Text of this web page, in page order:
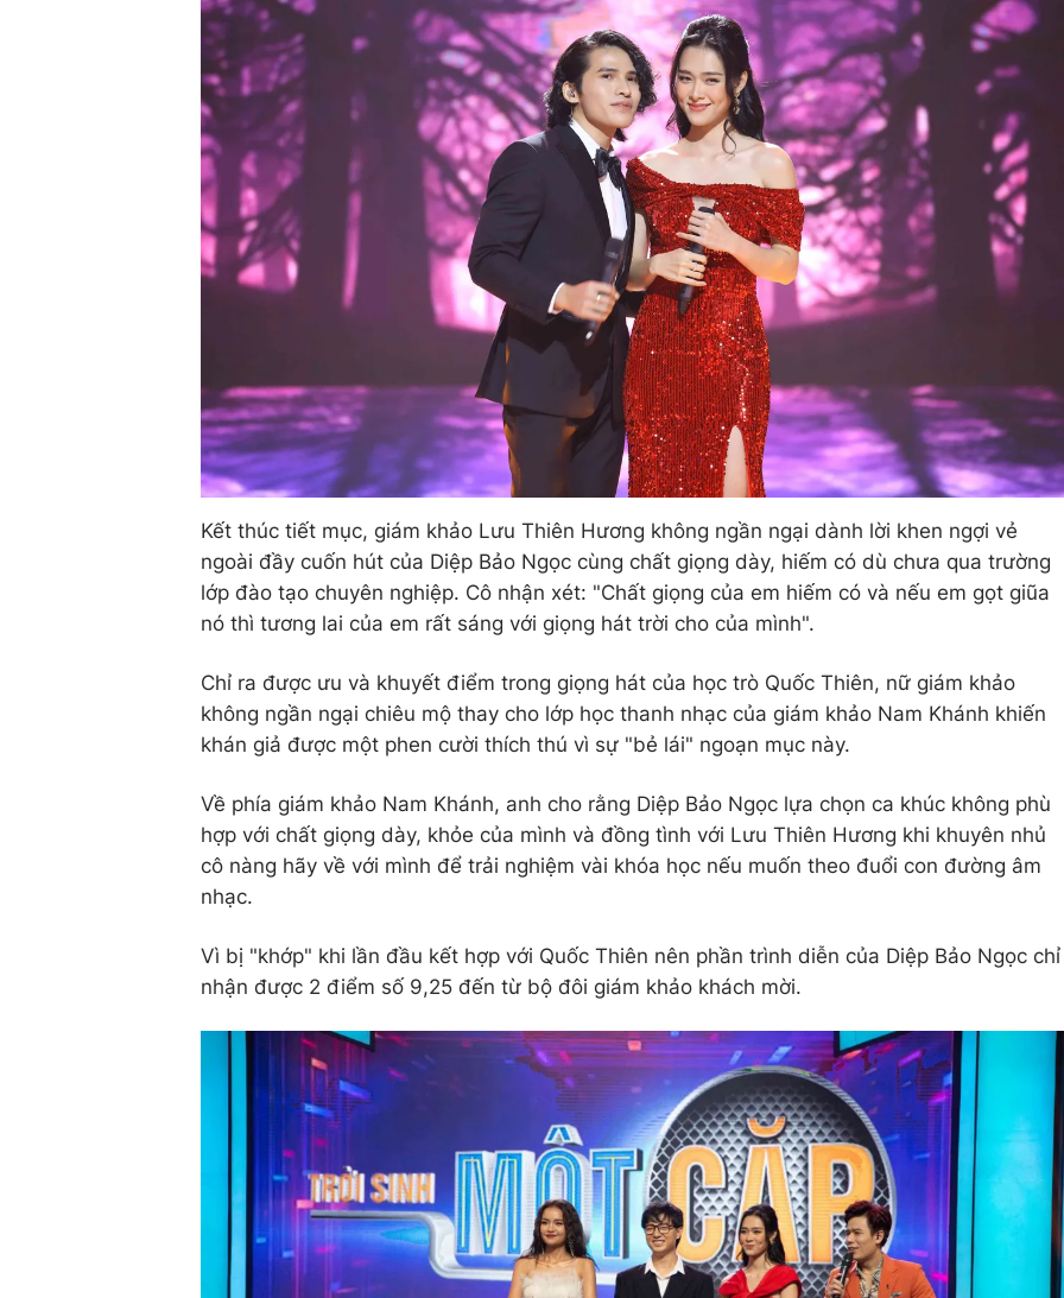
Kết thúc tiết mục, giám khảo Lưu Thiên Hương không ngần ngại dành lời khen ngợi vẻ
ngoài đầy cuốn hút của Diệp Bảo Ngọc cùng chất giọng dày, hiếm có dù chưa qua trường
lớp đào tạo chuyên nghiệp. Cô nhận xét: "Chất giọng của em hiếm có và nếu em gọt giũa
nó thì tương lai của em rất sáng với giọng hát trời cho của mình".
Chỉ ra được ưu và khuyết điểm trong giọng hát của học trò Quốc Thiên, nữ giám khảo
không ngần ngại chiêu mộ thay cho lớp học thanh nhạc của giám khảo Nam Khánh khiến
khán giả được một phen cười thích thú vì sự "bẻ lái" ngoạn mục này.
Về phía giám khảo Nam Khánh, anh cho rằng Diệp Bảo Ngọc lựa chọn ca khúc không phù
hợp với chất giọng dày, khỏe của mình và đồng tình với Lưu Thiên Hương khi khuyên nhủ
cô nàng hãy về với mình để trải nghiệm vài khóa học nếu muốn theo đuổi con đường âm
nhạc.
Vì bị "khớp" khi lần đầu kết hợp với Quốc Thiên nên phần trình diễn của Diệp Bảo Ngọc chỉ
nhận được 2 điểm số 9,25 đến từ bộ đôi giám khảo khách mời.